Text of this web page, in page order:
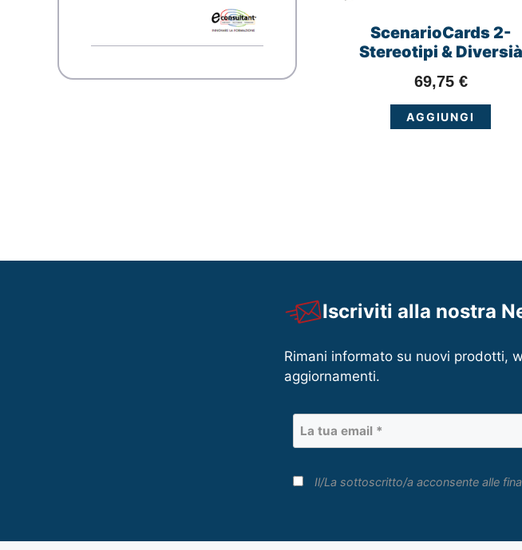
ScenarioCards 2-
Stereotipi & Diversià
69,75 €
AGGIUNGI
Iscriviti alla nostra
Rimani informato su nuovi prodotti,
aggiornamenti.
Il/La sottoscritto/a acconsente alle